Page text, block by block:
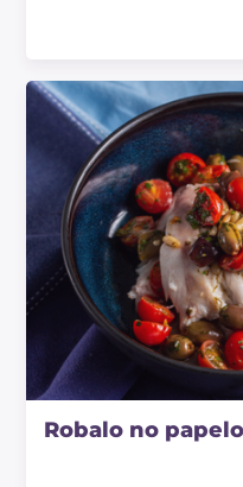
Robalo no